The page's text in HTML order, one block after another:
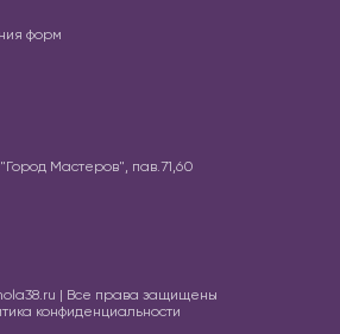
форм
Мастеров", пав.71,60
| Все права защищены
конфиденциальности